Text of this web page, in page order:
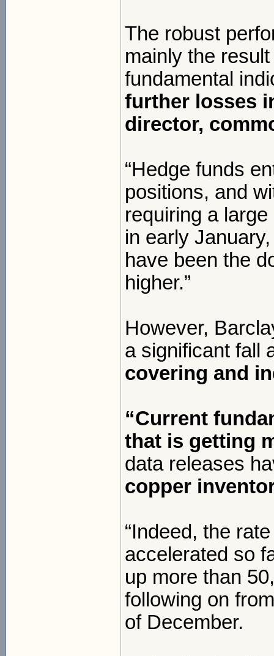
The robust
mainly the
fundamental
further losses
director,
“Hedge funds
positions, and
requiring a
in early
have been the
higher.”
However,
a significant fall
covering and
“Current
that is getting
data releases
copper
“Indeed, the
accelerated so
up more than
following on
of December.